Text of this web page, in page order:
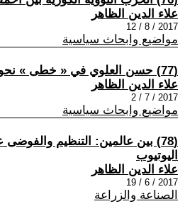
علاء الدين الظاهر
2017 / 8 / 12
مواضيع وابحاث سياسية
(77) حسن العلوي في « خطى » نحو الوراء
علاء الدين الظاهر
2017 / 7 / 2
مواضيع وابحاث سياسية
(78) بين عالمين: التنظيم
اليوتيوب
علاء الدين الظاهر
2017 / 6 / 19
الصناعة والزراعة